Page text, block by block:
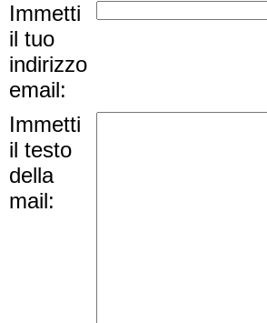
Immetti
il tuo
indirizzo
email:
Immetti
il testo
della
mail: